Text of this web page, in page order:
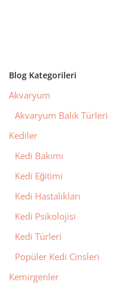
Blog Kategorileri
Akvaryum
Akvaryum Balık Türleri
Kediler
Kedi Bakımı
Kedi Eğitimi
Kedi Hastalıkları
Kedi Psikolojisi
Kedi Türleri
Popüler Kedi Cinsleri
Kemirgenler